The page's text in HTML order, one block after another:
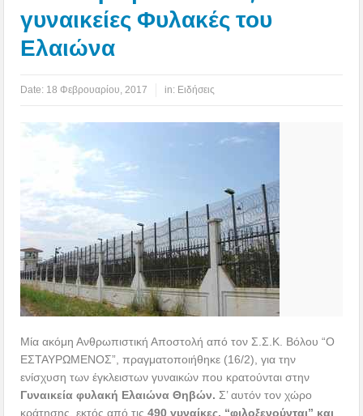
γυναικείες Φυλακές του
Ελαιώνα
Date: 18 Φεβρουαρίου, 2017 in: Ειδήσεις
Μία ακόμη Ανθρωπιστική Αποστολή από τον Σ.Σ.Κ. Βόλου “Ο
ΕΣΤΑΥΡΩΜΕΝΟΣ”, πραγματοποιήθηκε (16/2), για την
ενίσχυση των έγκλειστων γυναικών που κρατούνται στην
Γυναικεία φυλακή Ελαιώνα Θηβών. Σ’ αυτόν τον χώρο
κράτησης, εκτός από τις490 γυναίκες, “φιλοξενούνται” και